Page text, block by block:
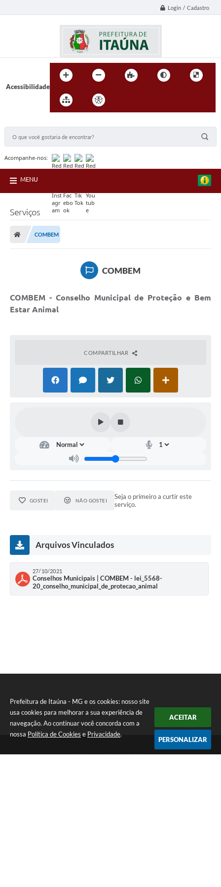
Prefeitura de Itaúna - MG e os cookies: nosso site
usa cookies para melhorar a sua experiência de
navegação. Ao continuar você concorda com a
nossa Política de Cookies e Privacidade.
ACEITAR
PERSONALIZAR
Login / Cadastro
Acessibilidade
Acompanhe-nos:
MENU
Serviços
COMBEM
COMBEM
COMBEM - Conselho Municipal de Proteção e Bem
Estar Animal
COMPARTILHAR
GOSTEI NÃO GOSTEI
Seja o primeiro a curtir este
serviço.
Arquivos Vinculados
27/10/2021
Conselhos Municipais | COMBEM - lei_5568-
20_conselho_municipal_de_protecao_animal
Telefone: (37) 3249-9500